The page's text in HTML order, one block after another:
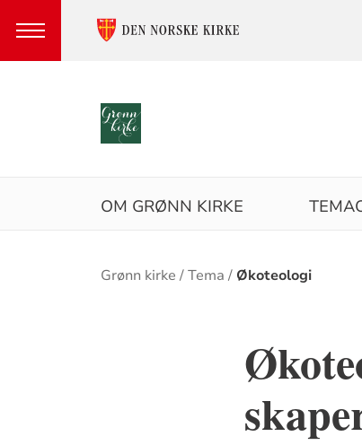
Språkvalg
HovedmenyOM GRØNN KIRKE
Brødsmulesti
Grønn kirke Tema Økoteologi